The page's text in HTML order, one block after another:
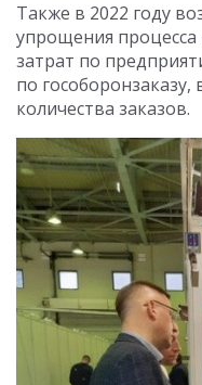
Также в 2022 году
упрощения процесса
затрат по
по гособоронзаказу,
количества заказов.